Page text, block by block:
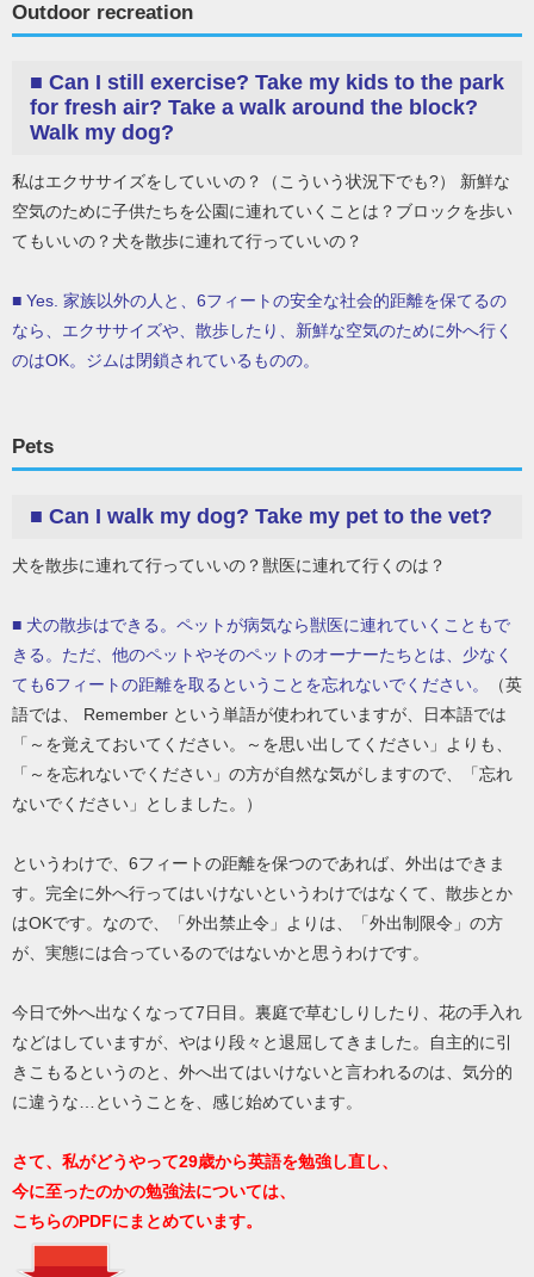
Outdoor recreation
■ Can I still exercise? Take my kids to the park
for fresh air? Take a walk around the block?
Walk my dog?
私はエクササイズをしていいの？（こういう状況下でも?） 新鮮な
空気のために子供たちを公園に連れていくことは？ブロックを歩い
てもいいの？犬を散歩に連れて行っていいの？
■ Yes. 家族以外の人と、6フィートの安全な社会的距離を保てるの
なら、エクササイズや、散歩したり、新鮮な空気のために外へ行く
のはOK。ジムは閉鎖されているものの。
Pets
■ Can I walk my dog? Take my pet to the vet?
犬を散歩に連れて行っていいの？獣医に連れて行くのは？
■ 犬の散歩はできる。ペットが病気なら獣医に連れていくこともで
きる。ただ、他のペットやそのペットのオーナーたちとは、少なく
ても6フィートの距離を取るということを忘れないでください。
（英
語では、 Remember という単語が使われていますが、日本語では
「～を覚えておいてください。～を思い出してください」よりも、
「～を忘れないでください」の方が自然な気がしますので、「忘れ
ないでください」としました。）
というわけで、6フィートの距離を保つのであれば、外出はできま
す。完全に外へ行ってはいけないというわけではなくて、散歩とか
はOKです。なので、「外出禁止令」よりは、「外出制限令」の方
が、実態には合っているのではないかと思うわけです。
今日で外へ出なくなって7日目。裏庭で草むしりしたり、花の手入れ
などはしていますが、やはり段々と退屈してきました。自主的に引
きこもるというのと、外へ出てはいけないと言われるのは、気分的
に違うな…ということを、感じ始めています。
さて、私がどうやって29歳から英語を勉強し直し、
今に至ったのかの勉強法については、
こちらのPDFにまとめています。